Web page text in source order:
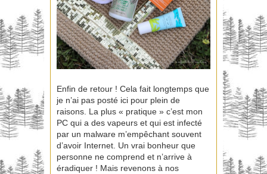
Enfin de retour ! Cela fait longtemps que
je n’ai pas posté ici pour plein de
raisons. La plus « pratique » c’est mon
PC qui a des vapeurs et qui est infecté
par un malware m’empêchant souvent
d’avoir Internet. Un vrai bonheur que
personne ne comprend et n’arrive à
éradiquer ! Mais revenons à nos